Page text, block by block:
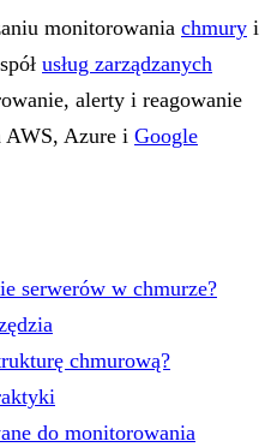
monitorowania chmury i
usług zarządzanych
alerty i reagowanie
AWS, Azure i Google
serwerów w chmurze?
chmurową?
do monitorowania